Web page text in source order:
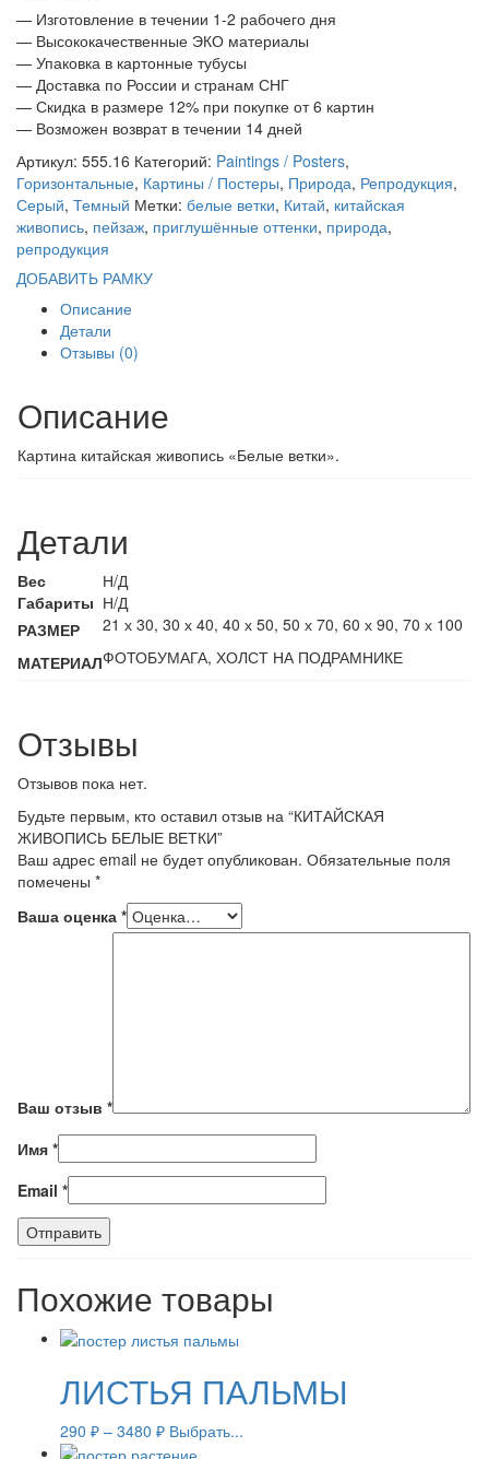
— Изготовление в течении 1-2 рабочего дня
— Высококачественные ЭКО материалы
— Упаковка в картонные тубусы
— Доставка по России и странам СНГ
— Скидка в размере 12% при покупке от 6 картин
— Возможен возврат в течении 14 дней
Артикул: 555.16 Категорий: Paintings / Posters,
Горизонтальные, Картины / Постеры, Природа, Репродукция,
Серый, Темный Метки: белые ветки, Китай, китайская
живопись, пейзаж, приглушённые оттенки, природа,
репродукция
ДОБАВИТЬ РАМКУ
Описание
Детали
Отзывы (0)
Описание
Картина китайская живопись «Белые ветки».
Детали
Вес
Н/Д
Габариты Н/Д
РАЗМЕР
21 х 30, 30 х 40, 40 х 50, 50 х 70, 60 х 90, 70 х 100
МАТЕРИАЛФОТОБУМАГА, ХОЛСТ НА ПОДРАМНИКЕ
Отзывы
Отзывов пока нет.
Будьте первым, кто оставил отзыв на “КИТАЙСКАЯ
ЖИВОПИСЬ БЕЛЫЕ ВЕТКИ”
Ваш адрес email не будет опубликован. Обязательные поля
помечены *
Ваша оценка *
Ваш отзыв *
Имя *
Email *
Похожие товары
ЛИСТЬЯ ПАЛЬМЫ
290 ₽ – 3480 ₽ Выбрать...